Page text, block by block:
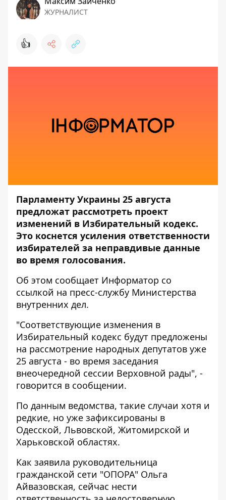
ЖУРНАЛИСТ
👍
Парламенту Украины 25 августа
предложат рассмотреть проект
изменений в Избирательный кодекс.
Это коснется усиления ответственности
избирателей за неправдивые данные
во время голосования.
Об этом сообщает Информатор со
ссылкой на пресс-службу Министерства
внутренних дел.
"Соответствующие изменения в
Избирательный кодекс будут предложены
на рассмотрение народных депутатов уже
25 августа - во время заседания
внеочередной сессии Верховной рады", -
говорится в сообщении.
По данным ведомства, такие случаи хотя и
редкие, но уже зафиксированы в
Одесской, Львовской, Житомирской и
Харьковской областях.
Как заявила руководительница
гражданской сети "ОПОРА" Ольга
Айвазовская, сейчас нести